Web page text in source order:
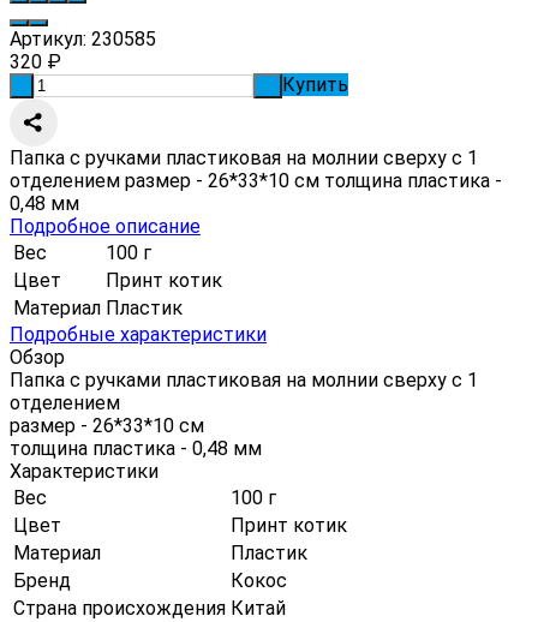
Артикул: 230585
320 ₽
Купить
Папка с ручками пластиковая на молнии сверху с 1
отделением размер - 26*33*10 см толщина пластика -
0,48 мм
Подробное описание
Вес
100 г
Цвет
Принт котик
Материал Пластик
Подробные характеристики
Обзор
Папка с ручками пластиковая на молнии сверху с 1
отделением
размер - 26*33*10 см
толщина пластика - 0,48 мм
Характеристики
Вес
100 г
Цвет
Принт котик
Материал
Пластик
Бренд
Кокос
Страна происхождения Китай